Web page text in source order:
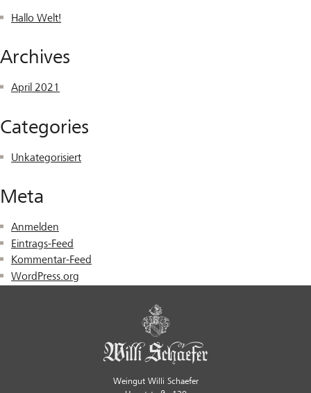
Hallo Welt!
Archives
April 2021
Categories
Unkategorisiert
Meta
Anmelden
Eintrags-Feed
Kommentar-Feed
WordPress.org
Weingut Willi Schaefer